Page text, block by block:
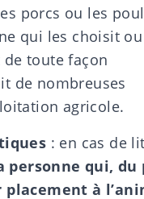
porcs ou les
qui les choisit
de toute façon
de nombreuses
agricole.
: en cas de
personne qui, du
à